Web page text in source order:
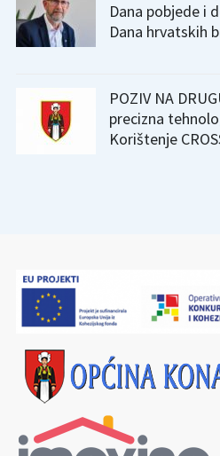
Dana pobjede i
Dana hrvatskih
POZIV NA
precizna
Korištenje